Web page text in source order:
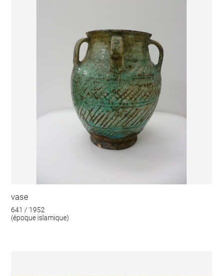
vase
641 / 1952
(époque islamique)